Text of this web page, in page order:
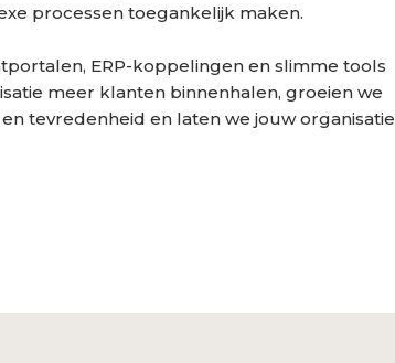
processen toegankelijk maken.
ERP-koppelingen en slimme tools
meer klanten binnenhalen, groeien we
tevredenheid en laten we jouw organisatie